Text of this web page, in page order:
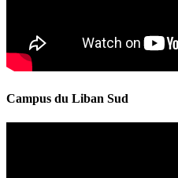
Campus du Liban Sud